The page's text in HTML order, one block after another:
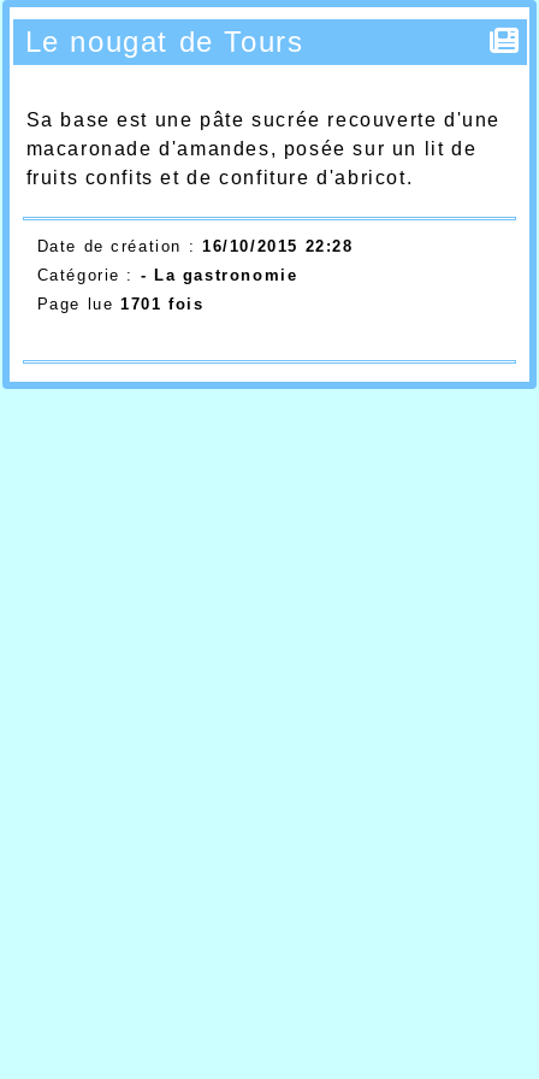
Le nougat de Tours
Sa base est une pâte sucrée recouverte d'une
macaronade d'amandes, posée sur un lit de
fruits confits et de confiture d'abricot.
Date de création : 16/10/2015 22:28
Catégorie : - La gastronomie
Page lue 1701 fois